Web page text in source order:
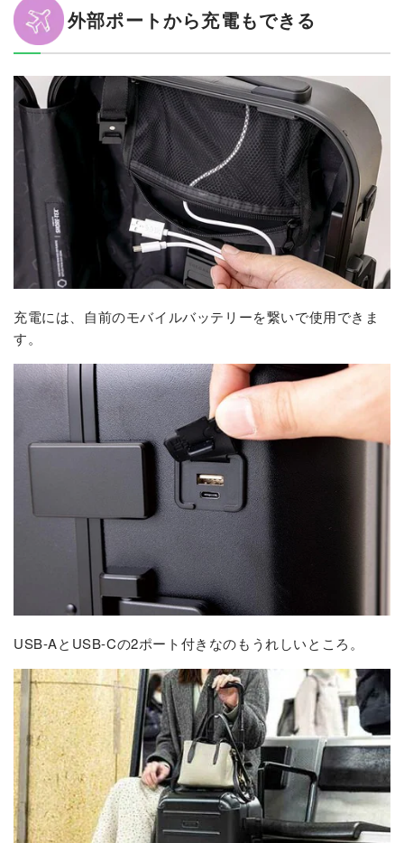
外部ポートから充電もできる
充電には、自前のモバイルバッテリーを繋いで使用できま
す。
USB-AとUSB-Cの2ポート付きなのもうれしいところ。